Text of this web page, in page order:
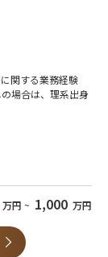
分析
プ）の策定
動
でニーズや課題を
だけでなく幅広い
あるべきセキュリ
です。
関する業務経験
場合は、理系出身
ー経験
万円 ~ 1,000 万円